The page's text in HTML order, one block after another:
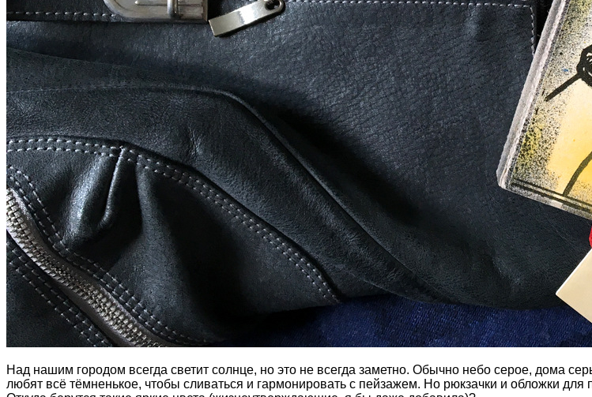
Над нашим городом всегда светит солнце, но это не всегда заметно. Обычно небо серое, дома
любят всё тёмненькое, чтобы сливаться и гармонировать с пейзажем. Но рюкзачки и обложки для